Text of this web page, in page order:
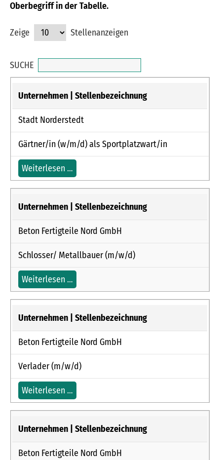
Oberbegriff in der Tabelle.
Zeige Stellenanzeigen
SUCHE
Stadt Norderstedt
Gärtner/in (w/m/d) als Sportplatzwart/in
Weiterlesen …
Beton Fertigteile Nord GmbH
Schlosser/ Metallbauer (m/w/d)
Weiterlesen …
Beton Fertigteile Nord GmbH
Verlader (m/w/d)
Weiterlesen …
Beton Fertigteile Nord GmbH